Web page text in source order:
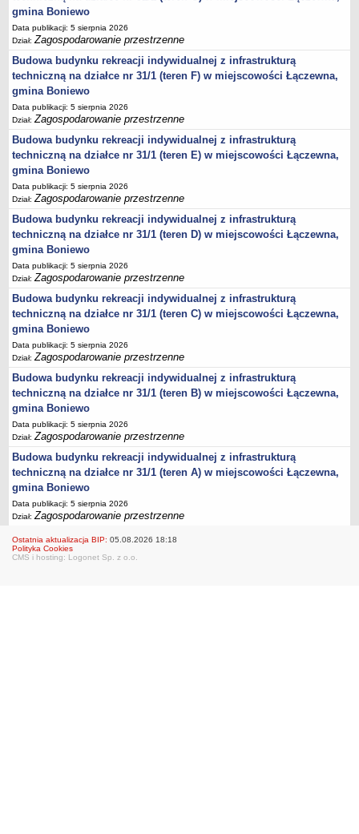
Objęcie funkcji Dyrektora Zespołu Szkół w Boniewie
Oświadczenia majątkowe za 2024 rok
Prezes SIM KZN KUJAWY
Kierownik Klubu Dziecięcego w Boniewie
KONTROLE
Zewnętrzne
JEDNO OKIENKO
KARTY INFORMACJI O ŚRODOWISKU
WYBORY PREZYDENTA RZECZYPOSPOLITEJ POLSKIEJ 2025
WYBORY DO PARLAMENTU EUROPEJSKIEGO 2024
WYBORY SAMORZĄDOWE 2024
WYBORY DO SEJMU I SENATU - 15 PAŹDZIERNIKA 2023 R.
Wybory uzupełniające do Senatu w dniu 21 lipca 2024 roku
REFERENDUM OGÓLNOKRAJOWE 2023
WYBORY DO SEJMU I SENATU RZECZPOSPOLITEJ POLSKIEJ 13 PAŹDZIERNIKA
2019 ROK
WYBORY SAMORZĄDOWE 2018
WYBORY DO PARLAMENTU EUROPEJSKIEGO 2019
REFERENDUM 2015
WYBORY PARLAMENTARNE 2015
WYBORY PREZYDENTA RZECZPOSPOLITEJ POLSKIEJ 2015
WYBORY SAMORZĄDOWE 2014
Wybory uzupełniające do Rady Gminy Boniewo 2017
gmina Boniewo
Data publikacji: 5 sierpnia 2026
Dział:Zagospodarowanie przestrzenne
Budowa budynku rekreacji indywidualnej z infrastrukturą
techniczną na działce nr 31/1 (teren F) w miejscowości Łączewna,
gmina Boniewo
Data publikacji: 5 sierpnia 2026
Dział:Zagospodarowanie przestrzenne
Budowa budynku rekreacji indywidualnej z infrastrukturą
techniczną na działce nr 31/1 (teren E) w miejscowości Łączewna,
gmina Boniewo
Data publikacji: 5 sierpnia 2026
Dział:Zagospodarowanie przestrzenne
Budowa budynku rekreacji indywidualnej z infrastrukturą
techniczną na działce nr 31/1 (teren D) w miejscowości Łączewna,
gmina Boniewo
Data publikacji: 5 sierpnia 2026
Dział:Zagospodarowanie przestrzenne
Budowa budynku rekreacji indywidualnej z infrastrukturą
techniczną na działce nr 31/1 (teren C) w miejscowości Łączewna,
gmina Boniewo
Data publikacji: 5 sierpnia 2026
Dział:Zagospodarowanie przestrzenne
Budowa budynku rekreacji indywidualnej z infrastrukturą
techniczną na działce nr 31/1 (teren B) w miejscowości Łączewna,
gmina Boniewo
Data publikacji: 5 sierpnia 2026
Dział:Zagospodarowanie przestrzenne
Budowa budynku rekreacji indywidualnej z infrastrukturą
techniczną na działce nr 31/1 (teren A) w miejscowości Łączewna,
gmina Boniewo
Data publikacji: 5 sierpnia 2026
Dział:Zagospodarowanie przestrzenne
Ostatnia aktualizacja BIP: 05.08.2026 18:18
Polityka Cookies
CMS i hosting: Logonet Sp. z o.o.